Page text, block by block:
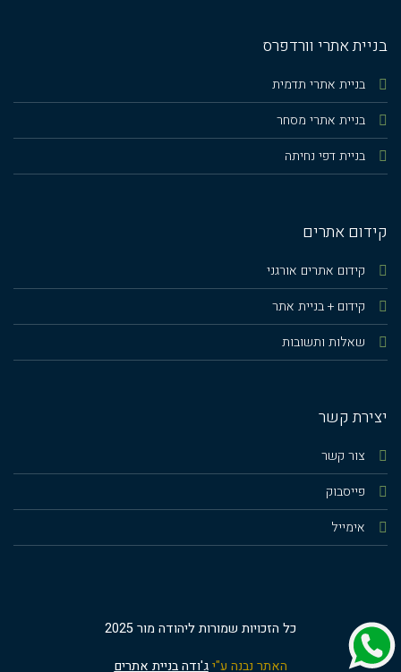
בניית אתרי וורדפרס
בניית אתרי תדמית
בניית אתרי מסחר
בניית דפי נחיתה
קידום אתרים
קידום אתרים אורגני
קידום + בניית אתר
שאלות ותשובות
יצירת קשר
צור קשר
פייסבוק
אימייל
כל הזכויות שמורות ליהודה מור 2025
האתר נבנה ע"י ג'ודה בניית אתרים